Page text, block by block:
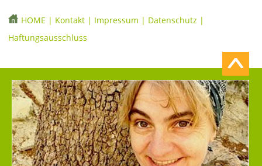
HOME | Kontakt | Impressum | Datenschutz |
Haftungsausschluss